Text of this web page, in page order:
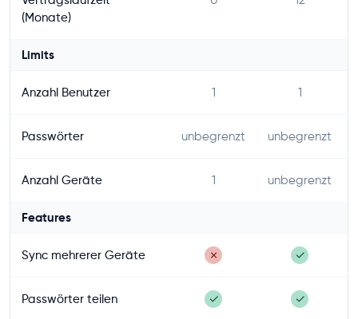
(Monate)
Limits
Anzahl Benutzer 1 1
Passwörter unbegrenzt unbegrenzt
Anzahl Geräte 1 unbegrenzt
Features
Sync mehrerer Geräte ✗ ✓
Passwörter teilen ✓ ✓